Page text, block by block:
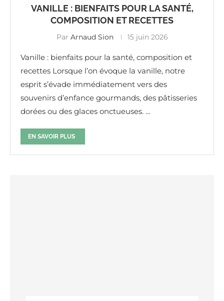
VANILLE : BIENFAITS POUR LA SANTÉ,
COMPOSITION ET RECETTES
Par Arnaud Sion 15 juin 2026
Vanille : bienfaits pour la santé, composition et
recettes Lorsque l’on évoque la vanille, notre
esprit s’évade immédiatement vers des
souvenirs d’enfance gourmands, des pâtisseries
dorées ou des glaces onctueuses. …
EN SAVOIR PLUS